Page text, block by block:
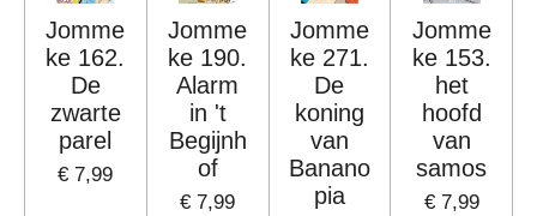
Jomme
ke 162.
De
zwarte
parel
€ 7,99
Jomme
ke 190.
Alarm
in 't
Begijnh
of
€ 7,99
Jomme
ke 271.
De
koning
van
Banano
pia
Jomme
ke 153.
het
hoofd
van
samos
€ 7,99